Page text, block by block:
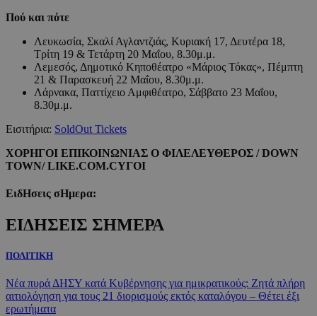
Πού και πότε
Λευκωσία, Σκαλί Αγλαντζιάς, Κυριακή 17, Δευτέρα 18,
Τρίτη 19 & Τετάρτη 20 Μαΐου, 8.30μ.μ.
Λεμεσός, Δημοτικό Κηποθέατρο «Μάριος Τόκας», Πέμπτη
21 & Παρασκευή 22 Μαΐου, 8.30μ.μ.
Λάρνακα, Παττίχειο Αμφιθέατρο, Σάββατο 23 Μαΐου,
8.30μ.μ.
Εισιτήρια: SoldOut Tickets
ΧΟΡΗΓΟΙ ΕΠΙΚΟΙΝΩΝΙΑΣ Ο ΦΙΛΕΛΕΥΘΕΡΟΣ /DOWN
TOWN/LIKE.COM.CYΓΟΙ
ΕιδΗσεις σΗμερα:
ΕΙΔΗΣΕΙΣ ΣΗΜΕΡΑ
ΠΟΛΙΤΙΚΗ
Νέα πυρά ΔΗΣΥ κατά Κυβέρνησης για ημικρατικούς: Ζητά πλήρη
αιτιολόγηση για τους 21 διορισμούς εκτός καταλόγου – Θέτει έξι
ερωτήματα